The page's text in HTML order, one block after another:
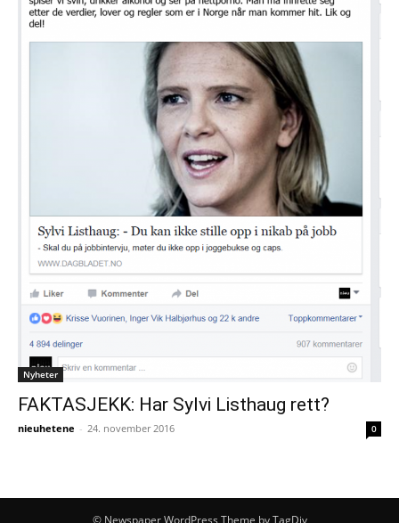
Nyheter
FAKTASJEKK: Har Sylvi Listhaug rett?
nieuhetene - 24. november 2016 0
© Newspaper WordPress Theme by TagDiv